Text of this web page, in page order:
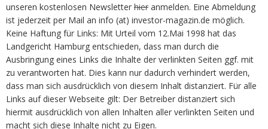
unseren kostenlosen Newsletter hier anmelden. Eine Abmeldung
ist jederzeit per Mail an info (at) investor-magazin.de möglich.
Keine Haftung für Links: Mit Urteil vom 12.Mai 1998 hat das
Landgericht Hamburg entschieden, dass man durch die
Ausbringung eines Links die Inhalte der verlinkten Seiten ggf. mit
zu verantworten hat. Dies kann nur dadurch verhindert werden,
dass man sich ausdrücklich von diesem Inhalt distanziert. Für alle
Links auf dieser Webseite gilt: Der Betreiber distanziert sich
hiermit ausdrücklich von allen Inhalten aller verlinkten Seiten und
macht sich diese Inhalte nicht zu Eigen.